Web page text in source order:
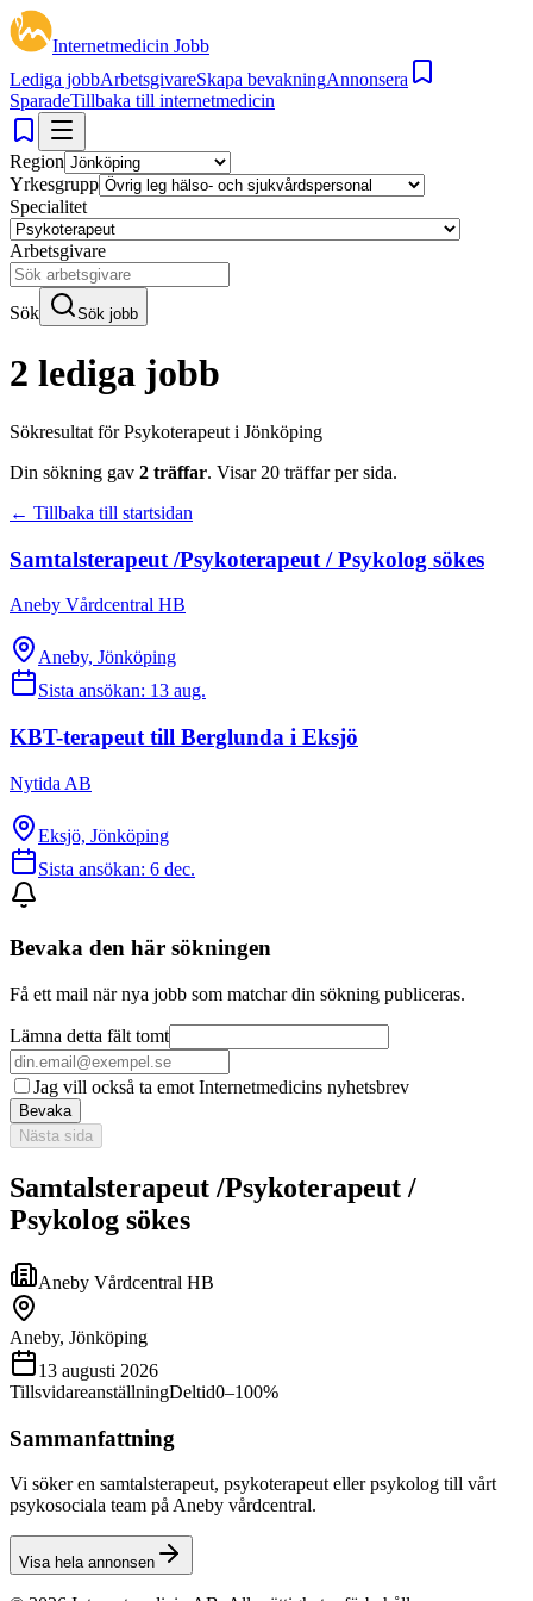
Internetmedicin Jobb
Lediga jobbArbetsgivareSkapa bevakningAnnonsera
SparadeTillbaka till internetmedicin
Region
Yrkesgrupp
Specialitet
Arbetsgivare
Sök Sök jobb
2 lediga jobb
Sökresultat förPsykoterapeut i Jönköping
Din sökning gav 2 träffar. Visar 20 träffar per sida.
← Tillbaka till startsidan
Samtalsterapeut /Psykoterapeut / Psykolog sökes
Aneby Vårdcentral HB
Aneby, Jönköping
Sista ansökan: 13 aug.
KBT-terapeut till Berglunda i Eksjö
Nytida AB
Eksjö, Jönköping
Sista ansökan: 6 dec.
Bevaka den här sökningen
Få ett mail när nya jobb som matchar din sökning publiceras.
Lämna detta fält tomt
Jag vill också ta emot Internetmedicins nyhetsbrev
Bevaka
Nästa sida
Samtalsterapeut /Psykoterapeut /
Psykolog sökes
Aneby Vårdcentral HB
Aneby, Jönköping
13 augusti 2026
TillsvidareanställningDeltid0–100%
Sammanfattning
Vi söker en samtalsterapeut, psykoterapeut eller psykolog till vårt
psykosociala team på Aneby vårdcentral.
Visa hela annonsen